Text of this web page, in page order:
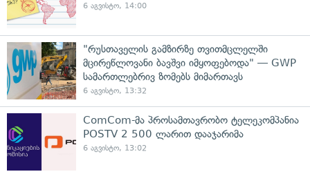
6 აგვისტო, 14:00
"რუსთაველის გამზირზე თვითმცლელში
მცირეწლოვანი ბავშვი იმყოფებოდა" — GWP
სამართლებრივ ზომებს მიმართავს
6 აგვისტო, 13:32
ComCom-მა პროსამთავრობო ტელეკომპანია
POSTV 2 500 ლარით დააჯარიმა
6 აგვისტო, 13:02